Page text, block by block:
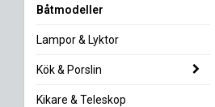
Båtmodeller
Lampor & Lyktor
Kök & Porslin
Kikare & Teleskop